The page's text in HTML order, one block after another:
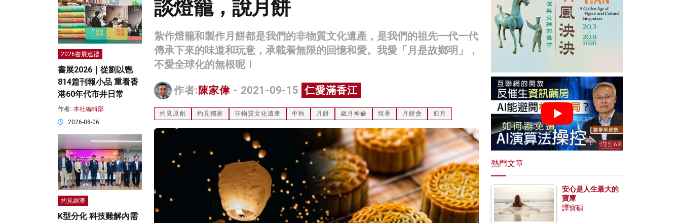
談燈籠，說月餅
紮作燈籠和製作月餅都是我們的非物質文化遺產，是我們的祖先一代一代
傳承下來的味道和玩意，承載着無限的回憶和愛。我愛「月是故鄉明」，
不愛全球化的無根呢！
作者: 陳家偉 - 2021-09-15 仁愛滿香江
灼見原創 灼見獨家 非物質文化遺產 中秋 月餅 歲月神偷 恆香 月餅會 迎月
2026書展巡禮
書展2026｜從劉以鬯
814篇刊報小品 重看香
港60年代市井日常
作者: 本社編輯部
2026-08-06
灼見經濟
K型分化 科技難解內需
熱門文章
安心是人生最大的
寶庫
譚寶碩